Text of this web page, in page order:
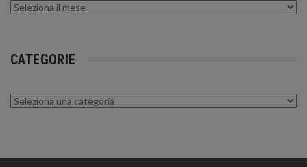
Archivi
CATEGORIE
Categorie